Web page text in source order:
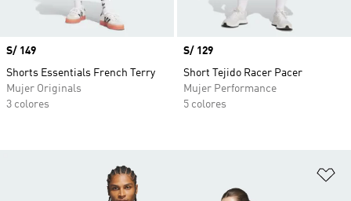
Precio
S/ 149
Shorts Essentials French Terry
Mujer Originals
3 colores
Precio
S/ 129
Short Tejido Racer Pacer
Mujer Performance
5 colores